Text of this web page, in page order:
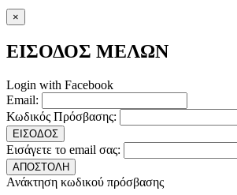
×
ΕΙΣΟΔΟΣ ΜΕΛΩΝ
Login with Facebook
Email:
Κωδικός Πρόσβασης:
ΕΙΣΟΔΟΣ
Εισάγετε το email σας:
ΑΠΟΣΤΟΛΗ
Ανάκτηση κωδικού πρόσβασης